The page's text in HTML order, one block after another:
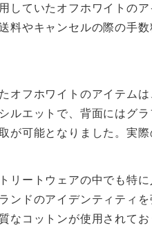
していたオフホワイトの
料やキャンセルの際の手
オフホワイトのアイテム
ルエットで、背面にはグ
が可能となりました。実際
リートウェアの中でも特
ンドのアイデンティティ
なコットンが使用されてお